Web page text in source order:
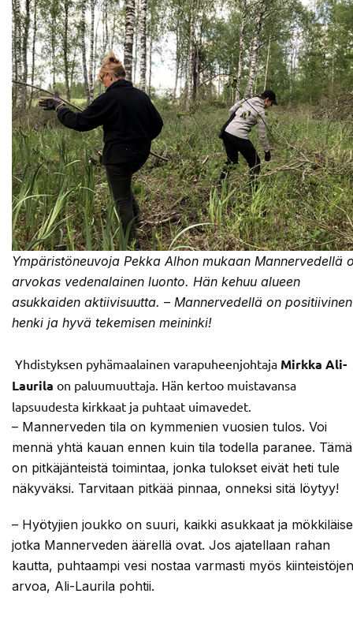
Ympäristöneuvoja Pekka Alhon mukaan Mannervedellä
arvokas vedenalainen luonto. Hän kehuu alueen
asukkaiden aktiivisuutta. – Mannervedellä on positiivinen
henki ja hyvä tekemisen meininki!
Yhdistyksen pyhämaalainen varapuheenjohtaja Mirkka Ali-
Laurila on paluumuuttaja. Hän kertoo muistavansa
lapsuudesta kirkkaat ja puhtaat uimavedet.
– Mannerveden tila on kymmenien vuosien tulos. Voi
mennä yhtä kauan ennen kuin tila todella paranee. Tämä
on pitkäjänteistä toimintaa, jonka tulokset eivät heti tule
näkyväksi. Tarvitaan pitkää pinnaa, onneksi sitä löytyy!
– Hyötyjien joukko on suuri, kaikki asukkaat ja
jotka Mannerveden äärellä ovat. Jos ajatellaan rahan
kautta, puhtaampi vesi nostaa varmasti myös kiinteistöjen
arvoa, Ali-Laurila pohtii.